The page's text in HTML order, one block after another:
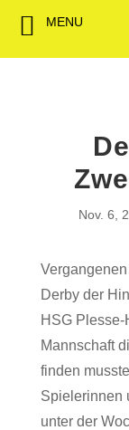
Nov. 6,
Derby der
HSG
Mannschaft
finden
Spielerinnen
unter der
MENU
Back
Back
Back
Back
FWD
Termine
Intern